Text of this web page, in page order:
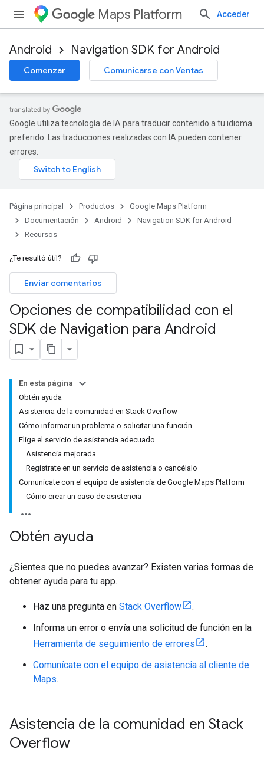
Maps Platform Acceder
Android Navigation SDK for Android
Comenzar Comunicarse con Ventas
Google utiliza tecnología de IA para traducir contenido a tu idioma
preferido. Las traducciones realizadas con IA pueden contener
errores.
Página principal Productos
Google Maps Platform
Documentación
Android
Navigation SDK for Android
Recursos
¿Te resultó útil?
Enviar comentarios
Opciones de compatibilidad con el
SDK de Navigation para Android
En esta página
Obtén ayuda
Asistencia de la comunidad en Stack Overflow
Cómo informar un problema o solicitar una función
Elige el servicio de asistencia adecuado
Asistencia mejorada
Regístrate en un servicio de asistencia o cancélalo
Comunícate con el equipo de asistencia de Google Maps Platform
Cómo crear un caso de asistencia
Obtén ayuda
¿Sientes que no puedes avanzar? Existen varias formas de
obtener ayuda para tu app.
Haz una pregunta en Stack Overflow
.
Informa un error o envía una solicitud de función en la
Herramienta de seguimiento de errores
.
Comunícate con el equipo de asistencia al cliente de
Maps.
Asistencia de la comunidad en Stack
Overflow